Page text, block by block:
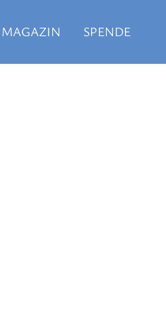
MAGAZIN SPENDE